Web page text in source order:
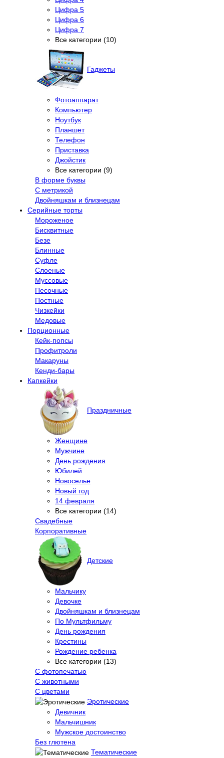
Цифра 5
Цифра 6
Цифра 7
Все категории (10)
Гаджеты
Фотоаппарат
Компьютер
Ноутбук
Планшет
Телефон
Приставка
Джойстик
Все категории (9)
В форме буквы
С метрикой
Двойняшкам и близнецам
Серийные торты
Мороженое
Бисквитные
Безе
Блинные
Суфле
Слоеные
Муссовые
Песочные
Постные
Чизкейки
Медовые
Порционные
Кейк-попсы
Профитроли
Макаруны
Кенди-бары
Капкейки
Праздничные
Женщине
Мужчине
День рождения
Юбилей
Новоселье
Новый год
14 февраля
Все категории (14)
Свадебные
Корпоративные
Детские
Мальчику
Девочке
Двойняшкам и близнецам
По Мультфильму
День рождения
Крестины
Рождение ребенка
Все категории (13)
С фотопечатью
C животными
С цветами
Эротические
Девичник
Мальчишник
Мужское достоинство
Без глютена
Тематические